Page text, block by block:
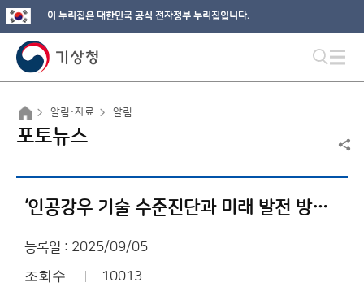
이 누리집은 대한민국 공식 전자정부 누리집입니다.
알림·자료 알림
포토뉴스
‘인공강우 기술 수준진단과 미래 발전 방향’ 정책토론회
등록일 : 2025/09/05
조회수 10013